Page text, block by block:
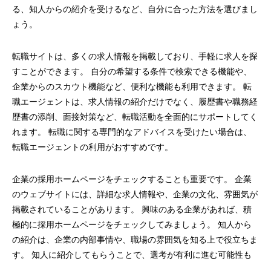
る、知人からの紹介を受けるなど、自分に合った方法を選びまし
ょう。
転職サイトは、多くの求人情報を掲載しており、手軽に求人を探
すことができます。 自分の希望する条件で検索できる機能や、
企業からのスカウト機能など、便利な機能も利用できます。 転
職エージェントは、求人情報の紹介だけでなく、履歴書や職務経
歴書の添削、面接対策など、転職活動を全面的にサポートしてく
れます。 転職に関する専門的なアドバイスを受けたい場合は、
転職エージェントの利用がおすすめです。
企業の採用ホームページをチェックすることも重要です。 企業
のウェブサイトには、詳細な求人情報や、企業の文化、雰囲気が
掲載されていることがあります。 興味のある企業があれば、積
極的に採用ホームページをチェックしてみましょう。 知人から
の紹介は、企業の内部事情や、職場の雰囲気を知る上で役立ちま
す。 知人に紹介してもらうことで、選考が有利に進む可能性も